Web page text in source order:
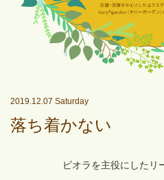
2019.12.07 Saturday
落ち着かない
ビオラを主役にしたリ